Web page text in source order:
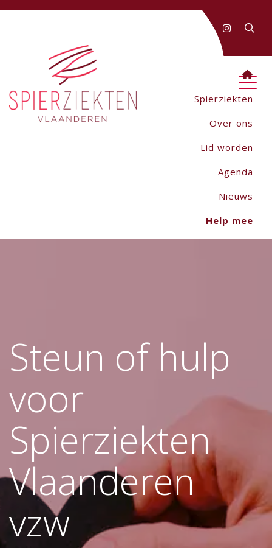
FAQ
Spierziekten
Over ons
Lid worden
Agenda
Nieuws
Help mee
Steun of hulp
voor
Spierziekten
Vlaanderen
vzw